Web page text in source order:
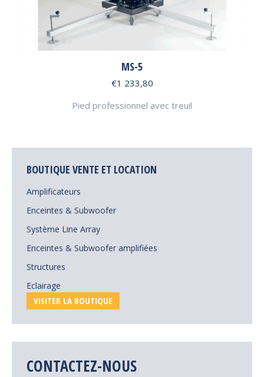
MS-5
€1 233,80
Pied professionnel avec treuil
BOUTIQUE VENTE ET LOCATION
Amplificateurs
Enceintes & Subwoofer
Système Line Array
Enceintes & Subwoofer amplifiées
Structures
Eclairage
VISITER LA BOUTIQUE
CONTACTEZ-NOUS